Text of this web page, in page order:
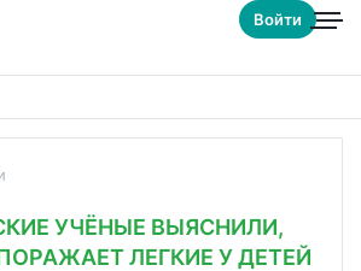
Войти
УЧЁНЫЕ ВЫЯСНИЛИ,
ЛЕГКИЕ У ДЕТЕЙ